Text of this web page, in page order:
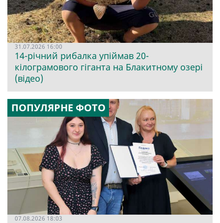
31.07.2026 16:00
14-річний рибалка упіймав 20-
кілограмового гіганта на Блакитному озері
(відео)
ПОПУЛЯРНЕ ФОТО
07.08.2026 18:03